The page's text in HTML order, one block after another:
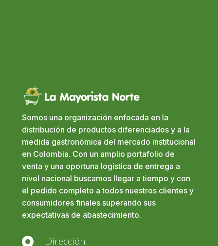
Somos una organización enfocada en la
distribución de productos diferenciados y a la
medida gastronómica del mercado institucional
en Colombia. Con un amplio portafolio de
venta y una oportuna logística de entrega a
nivel nacional buscamos llegar a tiempo y con
el pedido completo a todos nuestros clientes y
consumidores finales superando sus
expectativas de abastecimiento.
Dirección